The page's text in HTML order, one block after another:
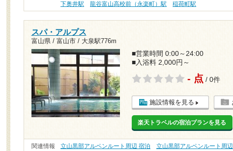
下奥井駅
龍谷富山高校前（永楽町）駅 稲荷町駅
スパ・アルプス
富山県 / 富山市 / 大泉駅776m
■営業時間 0:00～24:00
■入浴料 2,000円～
- 点 / 0件
施設情報を見る
楽天トラベルの宿泊プランを見る
関連情報 立山黒部アルペンルート周辺 宿泊
立山黒部アルペンルート周